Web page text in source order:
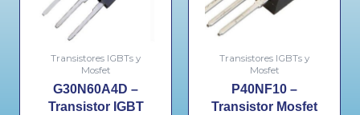
Transistores IGBTs y
Mosfet
G30N60A4D –
Transistor IGBT
Transistores IGBTs y
Mosfet
P40NF10 –
Transistor Mosfet